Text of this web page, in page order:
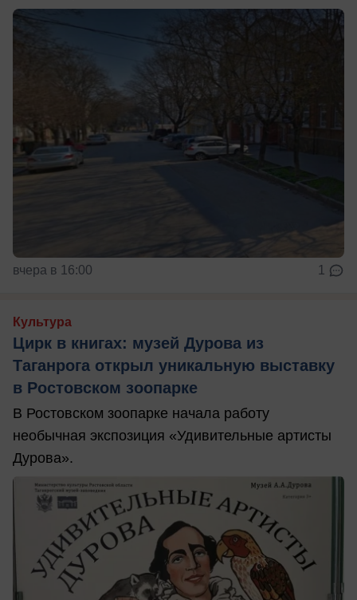
вчера в 16:00 1
Культура
Цирк в книгах: музей Дурова из
Таганрога открыл уникальную выставку
в Ростовском зоопарке
В Ростовском зоопарке начала работу
необычная экспозиция «Удивительные артисты
Дурова».